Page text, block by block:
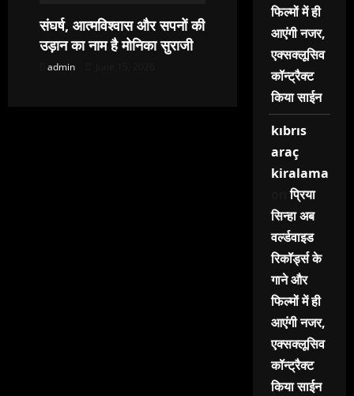
संघर्ष, आत्मविश्वास और सपनों की
उड़ान का नाम है मोनिका सुराजी
admin
फिल्मों में ही
आएंगी नजर,
एक्सक्लूसिव
कॉन्ट्रैक्ट
किया साईन
kıbrıs
araç
kiralama
onप्रिया
सिन्हा अब
वर्ल्डवाइड
रिकॉर्ड्स के
गाने और
फिल्मों में ही
आएंगी नजर,
एक्सक्लूसिव
कॉन्ट्रैक्ट
किया साईन